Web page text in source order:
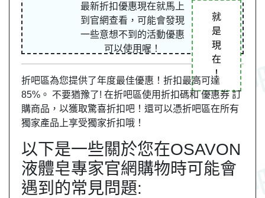
最新折扣優惠現在就馬上
到官網查看，可能會發現
一些意想不到的活動優惠
可以使用喔！
就
是
現
在
！
折吧區為您提供了年度最佳優惠！折扣最高可達
85%。 不要猶豫了! 在折吧區使用折扣碼和 優惠券 訂
購商品，以獲取驚喜折扣吧！還可以憑折吧區在所有
獨家產品上享受獨家折扣哦！
以下是一些關於您在OSAVON
液體皂專家官網購物時可能會
遇到的常見問題: